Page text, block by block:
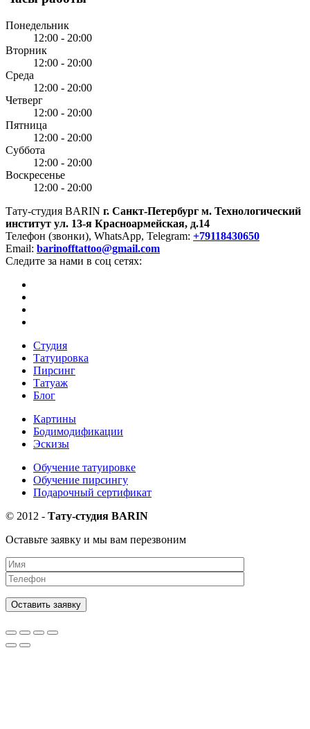
Понедельник
12:00 - 20:00
Вторник
12:00 - 20:00
Среда
12:00 - 20:00
Четверг
12:00 - 20:00
Пятница
12:00 - 20:00
Суббота
12:00 - 20:00
Воскресенье
12:00 - 20:00
Тату-студия BARIN г. Санкт-Петербург м. Технологический
институт ул. 13-я Красноармейская, д.14
Телефон (звонки), WhatsApp, Telegram: +79118430650
Email: barinofftattoo@gmail.com
Следите за нами в соц сетях:
Студия
Татуировка
Пирсинг
Татуаж
Блог
Картины
Бодимодификации
Эскизы
Обучение татуировке
Обучение пирсингу
Подарочный сертификат
© 2012 - Тату-студия BARIN
Оставьте заявку и мы вам перезвоним
Оставить заявку